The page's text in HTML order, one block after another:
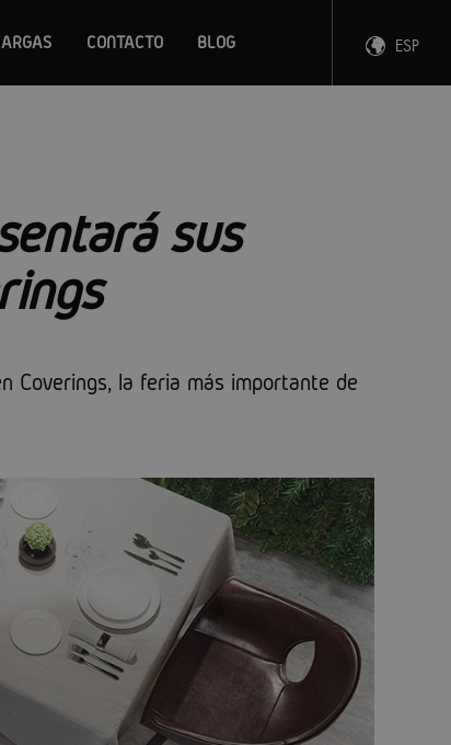
CONTACTO BLOG ESP
ENG
sus
Coverings, la feria más importante de